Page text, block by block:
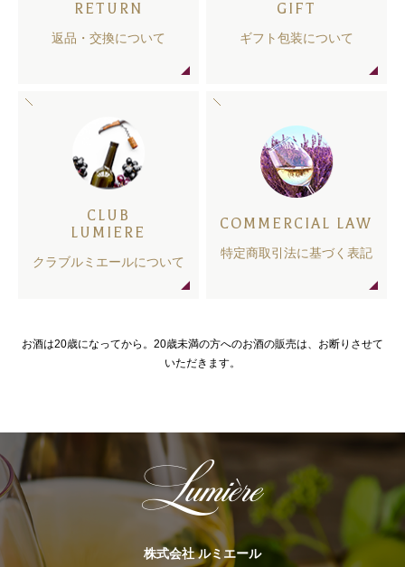
RETURN
返品・交換について
GIFT
ギフト包装について
CLUB
LUMIERE
クラブルミエールについて
COMMERCIAL LAW
特定商取引法に基づく表記
お酒は20歳になってから。20歳未満の方へのお酒の販売は、お断りさせて
いただきます。
株式会社 ルミエール